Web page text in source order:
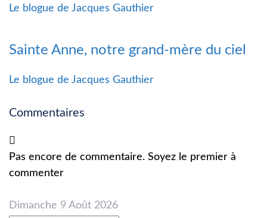
Le blogue de Jacques Gauthier
Sainte Anne, notre grand-mère du ciel
Le blogue de Jacques Gauthier
Commentaires
Pas encore de commentaire. Soyez le premier à
commenter
Dimanche 9 Août 2026